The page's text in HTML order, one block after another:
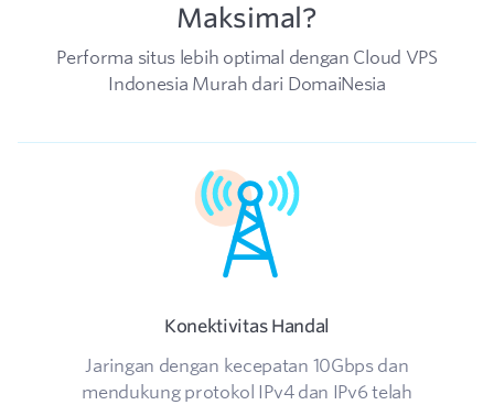
Maksimal?
Performa situs lebih optimal dengan Cloud VPS
Indonesia Murah dari DomaiNesia
Konektivitas Handal
Jaringan dengan kecepatan 10Gbps dan
mendukung protokol IPv4 dan IPv6 telah